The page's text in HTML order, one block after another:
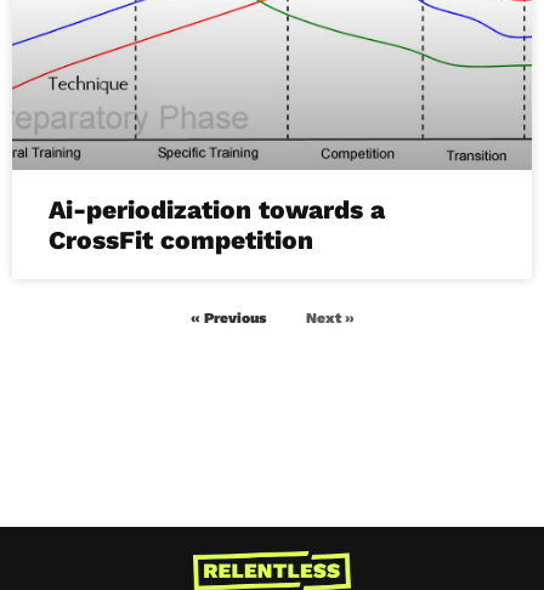
Ai-periodization towards a
CrossFit competition
« Previous Next »